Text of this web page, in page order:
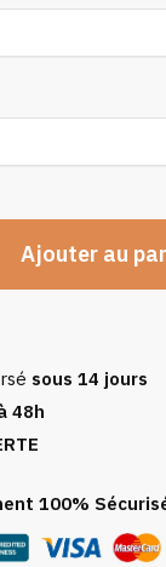
Ajouter au
sous 14 jours
48h
100%